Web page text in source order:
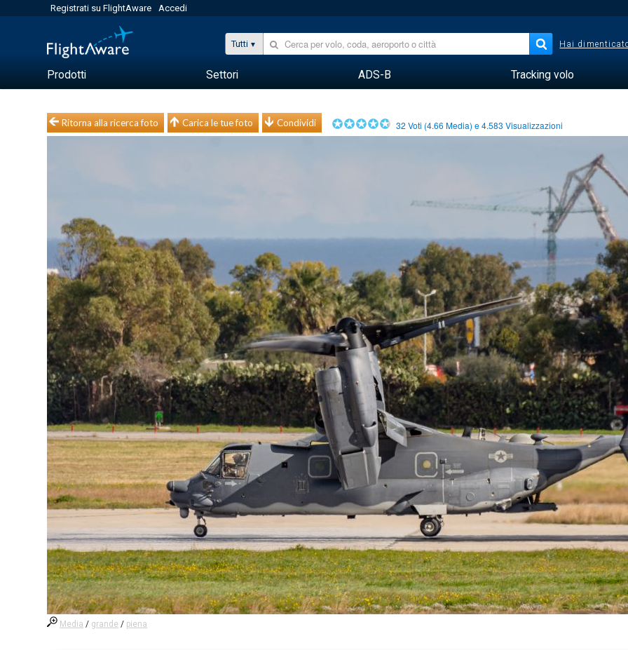
Registrati su FlightAware Accedi
Tutti Hai
Prodotti Settori ADS-B Tracking volo
Ritorna alla ricerca foto Carica le tue foto Condividi 32 Voti (4.66 Media) e4.583 Visualizzazioni
Media / grande / piena